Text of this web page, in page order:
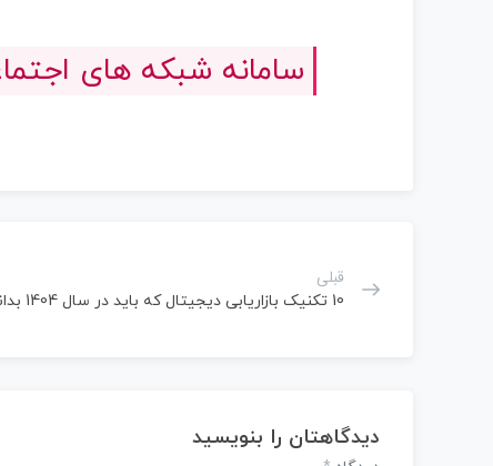
سامانه شبکه های اجتماعی لاین
قبلی
10 تکنیک بازاریابی دیجیتال که باید در سال 1404 بدانید
دیدگاهتان را بنویسید